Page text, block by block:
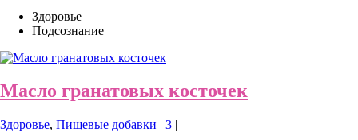
Здоровье
Подсознание
Масло гранатовых косточек
Здоровье, Пищевые добавки | 3 |